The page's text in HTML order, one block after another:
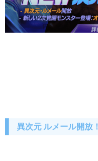
異次元 ルメール開放！